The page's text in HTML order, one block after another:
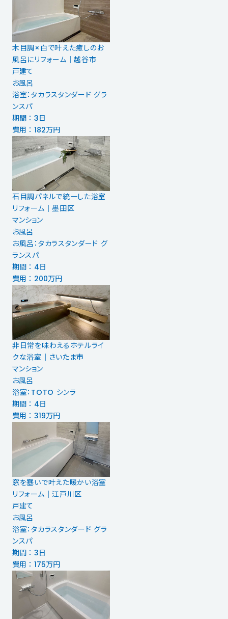
木目調×白で叶えた癒しのお
風呂にリフォーム｜越谷市
戸建て
お風呂
浴室：タカラスタンダード グラ
ンスパ
期間 ： 3日
費用 ： 182万円
石目調パネルで統一した浴室
リフォーム｜墨田区
マンション
お風呂
お風呂：タカラスタンダード グ
ランスパ
期間 ： 4日
費用 ： 200万円
非日常を味わえるホテルライ
クな浴室｜さいたま市
マンション
お風呂
浴室：TOTO シンラ
期間 ： 4日
費用 ： 319万円
窓を塞いで叶えた暖かい浴室
リフォーム｜江戸川区
戸建て
お風呂
浴室：タカラスタンダード グラ
ンスパ
期間 ： 3日
費用 ： 175万円